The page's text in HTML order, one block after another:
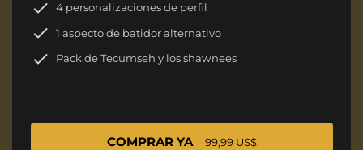
4 personalizaciones de perfil
1 aspecto de batidor alternativo
Pack de Tecumseh y los shawnees
COMPRAR YA 99,99 US$